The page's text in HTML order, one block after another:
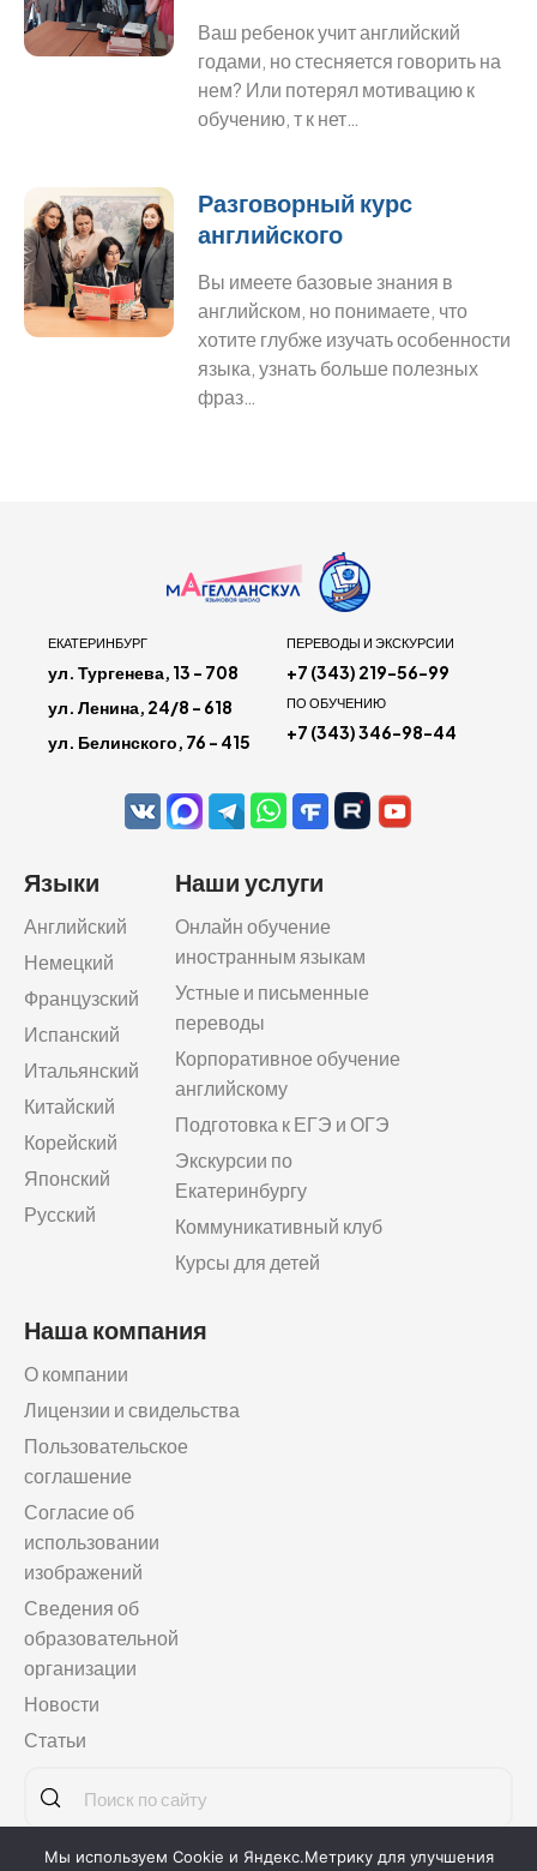
Ваш ребенок учит английский
годами, но стесняется говорить на
нем? Или потерял мотивацию к
обучению, т к нет…
Разговорный курс
английского
Вы имеете базовые знания в
английском, но понимаете, что
хотите глубже изучать особенности
языка, узнать больше полезных
фраз…
ЕКАТЕРИНБУРГ
ул. Тургенева, 13 - 708
ул. Ленина, 24/8 - 618
ул. Белинского, 76 - 415
ПЕРЕВОДЫ И ЭКСКУРСИИ
+7 (343) 219-56-99
ПО ОБУЧЕНИЮ
+7 (343) 346-98-44
Языки
Английский
Немецкий
Французский
Испанский
Итальянский
Китайский
Корейский
Японский
Русский
Наши услуги
Онлайн обучение
иностранным языкам
Устные и письменные
переводы
Корпоративное обучение
английскому
Подготовка к ЕГЭ и ОГЭ
Экскурсии по
Екатеринбургу
Коммуникативный клуб
Курсы для детей
Наша компания
О компании
Лицензии и свидельства
Пользовательское
соглашение
Согласие об
использовании
изображений
Сведения об
образовательной
организации
Новости
Статьи
Мы используем Cookie и Яндекс.Метрику для улучшения